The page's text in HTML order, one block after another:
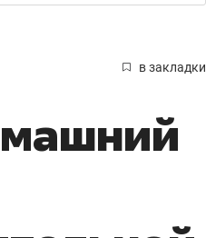
в закладки